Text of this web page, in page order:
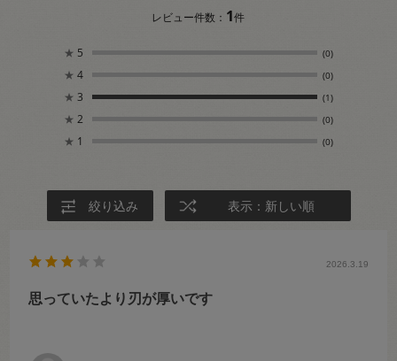
レビュー件数： 1件
★ 5 (0)
★ 4 (0)
★ 3 (1)
★ 2 (0)
★ 1 (0)
絞り込み 表示：新しい順
2026.3.19
思っていたより刃が厚いです